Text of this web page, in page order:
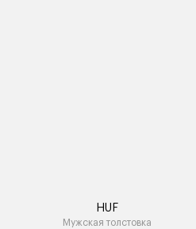
HUF
Мужская толстовка